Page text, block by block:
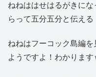
ねねははせはるがきに
らって五分五分と伝える
ねねはフーコック島編
ようですよ！わかります